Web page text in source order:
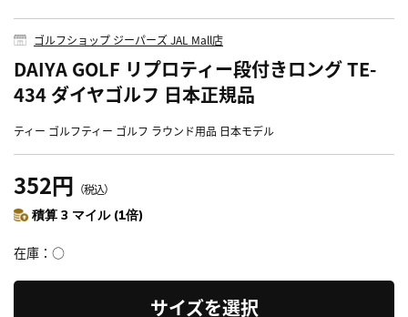
ゴルフショップ ジーパーズ JAL Mall店
DAIYA GOLF リプロティー段付きロング TE-
434 ダイヤゴルフ 日本正規品
ティー ゴルフティー ゴルフ ラウンド用品 日本モデル
352円 （税込）
積算 3 マイル (1倍)
在庫 ○
サイズを選択